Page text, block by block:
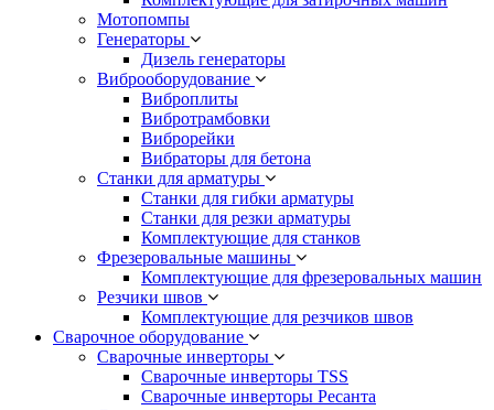
Мотопомпы
Генераторы
Дизель генераторы
Виброоборудование
Виброплиты
Вибротрамбовки
Виброрейки
Вибраторы для бетона
Станки для арматуры
Станки для гибки арматуры
Станки для резки арматуры
Комплектующие для станков
Фрезеровальные машины
Комплектующие для фрезеровальных машин
Резчики швов
Комплектующие для резчиков швов
Сварочное оборудование
Сварочные инверторы
Сварочные инверторы TSS
Сварочные инверторы Ресанта